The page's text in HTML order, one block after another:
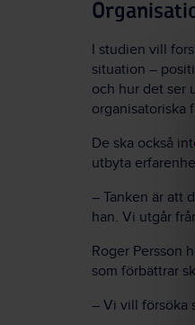
I studien vill
situation –
och hur det ser
organisatoriska
De ska också
utbyta
– Tanken är att
han. Vi utgår
Roger Persson
som förbättrar
– Vi vill försöka